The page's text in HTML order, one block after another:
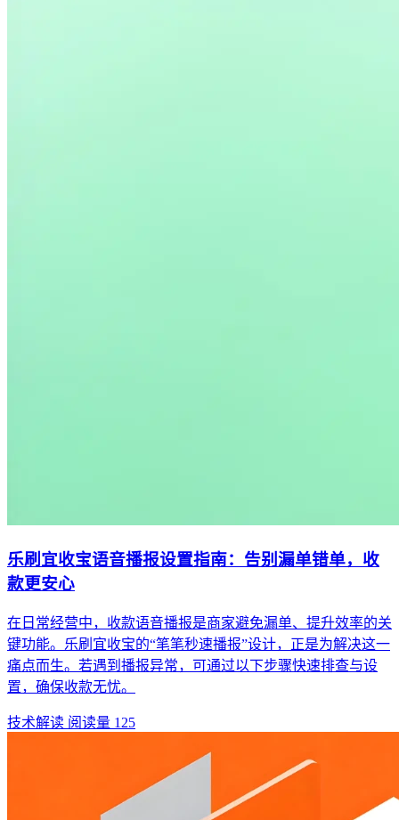
乐刷宜收宝语音播报设置指南：告别漏单错单，收
款更安心
在日常经营中，收款语音播报是商家避免漏单、提升效率的关
键功能。乐刷宜收宝的“笔笔秒速播报”设计，正是为解决这一
痛点而生。若遇到播报异常，可通过以下步骤快速排查与设
置，确保收款无忧。
技术解读 阅读量 125